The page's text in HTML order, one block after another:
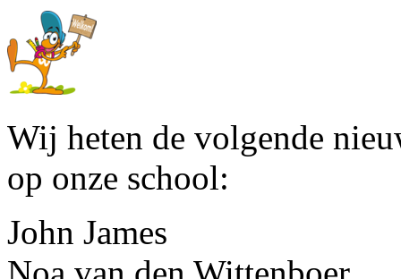
Wij heten de volgende
op onze school:
John James